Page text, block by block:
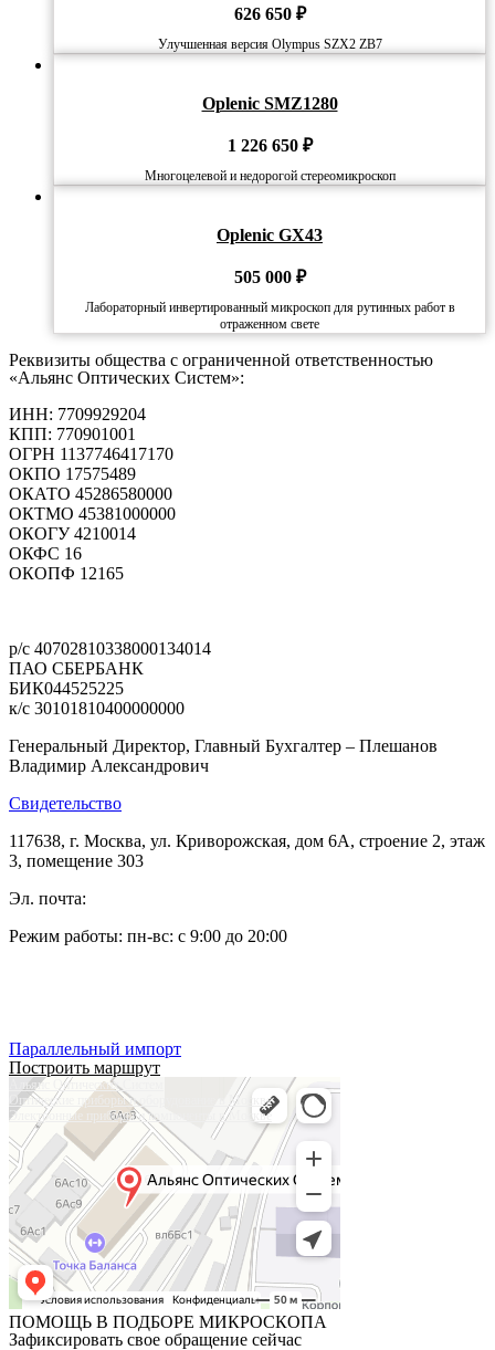
626 650 ₽
Улучшенная версия Olympus SZX2 ZB7
Oplenic SMZ1280
1 226 650 ₽
Многоцелевой и недорогой стереомикроскоп
Oplenic GX43
505 000 ₽
Лабораторный инвертированный микроскоп для рутинных работ в
отраженном свете
Реквизиты общества с ограниченной ответственностью
«Альянс Оптических Систем»:
ИНН: 7709929204
КПП: 770901001
ОГРН 1137746417170
ОКПО 17575489
ОКАТО 45286580000
ОКТМО 45381000000
ОКОГУ 4210014
ОКФС 16
ОКОПФ 12165
р/с 40702810338000134014
ПАО СБЕРБАНК
БИК044525225
к/с 30101810400000000
Генеральный Директор, Главный Бухгалтер – Плешанов
Владимир Александрович
Свидетельство
117638, г. Москва, ул. Криворожская, дом 6А, строение 2, этаж
3, помещение 303
Эл. почта:
Режим работы: пн-вс: с 9:00 до 20:00
Параллельный импорт
Построить маршрут
Альянс Оптических Систем
Оптические приборы и оборудование в Москве
Электронные приборы и компоненты в Москве
ПОМОЩЬ В ПОДБОРЕ МИКРОСКОПА
Зафиксировать свое обращение сейчас